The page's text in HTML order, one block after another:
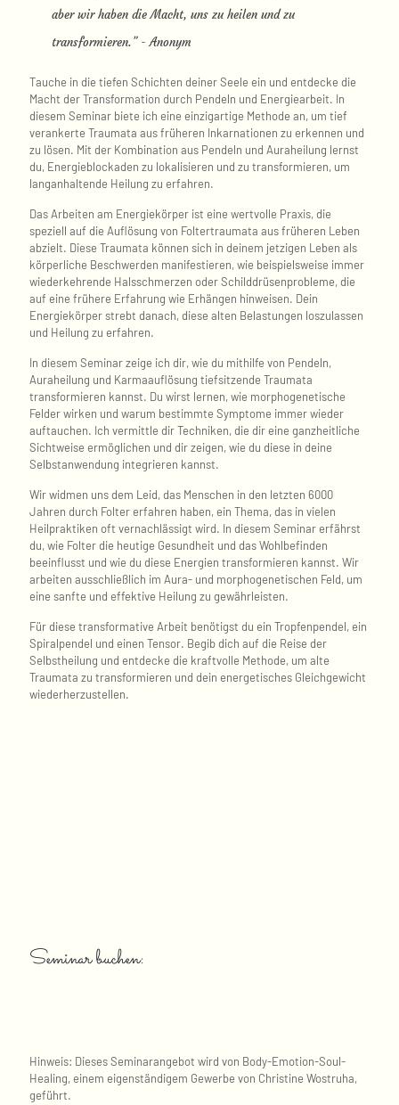
aber wir haben die Macht, uns zu heilen und zu
transformieren.” - Anonym
Tauche in die tiefen Schichten deiner Seele ein und entdecke die
Macht der Transformation durch Pendeln und Energiearbeit. In
diesem Seminar biete ich eine einzigartige Methode an, um tief
verankerte Traumata aus früheren Inkarnationen zu erkennen und
zu lösen. Mit der Kombination aus Pendeln und Auraheilung lernst
du, Energieblockaden zu lokalisieren und zu transformieren, um
langanhaltende Heilung zu erfahren.
Das Arbeiten am Energiekörper ist eine wertvolle Praxis, die
speziell auf die Auflösung von Foltertraumata aus früheren Leben
abzielt. Diese Traumata können sich in deinem jetzigen Leben als
körperliche Beschwerden manifestieren, wie beispielsweise immer
wiederkehrende Halsschmerzen oder Schilddrüsenprobleme, die
auf eine frühere Erfahrung wie Erhängen hinweisen. Dein
Energiekörper strebt danach, diese alten Belastungen loszulassen
und Heilung zu erfahren.
In diesem Seminar zeige ich dir, wie du mithilfe von Pendeln,
Auraheilung und Karmaauflösung tiefsitzende Traumata
transformieren kannst. Du wirst lernen, wie morphogenetische
Felder wirken und warum bestimmte Symptome immer wieder
auftauchen. Ich vermittle dir Techniken, die dir eine ganzheitliche
Sichtweise ermöglichen und dir zeigen, wie du diese in deine
Selbstanwendung integrieren kannst.
Wir widmen uns dem Leid, das Menschen in den letzten 6000
Jahren durch Folter erfahren haben, ein Thema, das in vielen
Heilpraktiken oft vernachlässigt wird. In diesem Seminar erfährst
du, wie Folter die heutige Gesundheit und das Wohlbefinden
beeinflusst und wie du diese Energien transformieren kannst. Wir
arbeiten ausschließlich im Aura- und morphogenetischen Feld, um
eine sanfte und effektive Heilung zu gewährleisten.
Für diese transformative Arbeit benötigst du ein Tropfenpendel, ein
Spiralpendel und einen Tensor. Begib dich auf die Reise der
Selbstheilung und entdecke die kraftvolle Methode, um alte
Traumata zu transformieren und dein energetisches Gleichgewicht
wiederherzustellen.
Seminar buchen:
Hinweis: Dieses Seminarangebot wird von Body-Emotion-Soul-
Healing, einem eigenständigem Gewerbe von Christine Wostruha,
geführt.